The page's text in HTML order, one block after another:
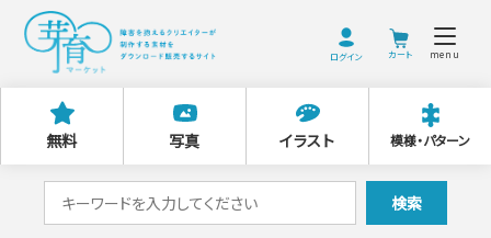
ログイン menu
無料 写真 イラスト 模様・パターン
索
検索